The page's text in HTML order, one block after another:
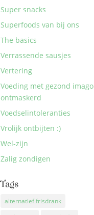
Super snacks
Superfoods van bij ons
The basics
Verrassende sausjes
Vertering
Voeding met gezond imago
ontmaskerd
Voedselintoleranties
Vrolijk ontbijten :)
Wel-zijn
Zalig zondigen
Tags
alternatief frisdrank